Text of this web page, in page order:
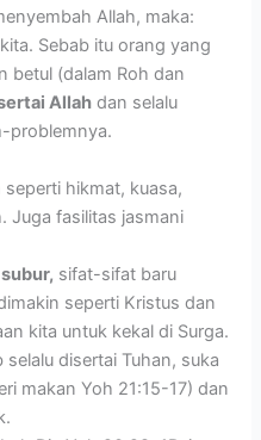
Allah, maka:
Sebab itu orang yang
betul (dalam Roh dan
Allah dan selalu
problemnya.
seperti hikmat, kuasa,
Juga fasilitas jasmani
sifat-sifat baru
seperti Kristus dan
kita untuk kekal di Surga.
selalu disertai Tuhan, suka
makan Yoh 21:15-17) dan